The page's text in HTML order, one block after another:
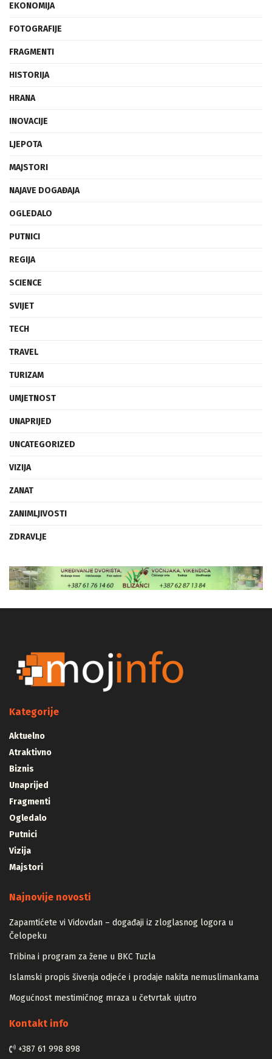
EKONOMIJA
FOTOGRAFIJE
FRAGMENTI
HISTORIJA
HRANA
INOVACIJE
LJEPOTA
MAJSTORI
NAJAVE DOGAĐAJA
OGLEDALO
PUTNICI
REGIJA
SCIENCE
SVIJET
TECH
TRAVEL
TURIZAM
UMJETNOST
UNAPRIJED
UNCATEGORIZED
VIZIJA
ZANAT
ZANIMLJIVOSTI
ZDRAVLJE
Kategorije
Aktuelno
Atraktivno
Biznis
Unaprijed
Fragmenti
Ogledalo
Putnici
Vizija
Majstori
Najnovije novosti
Zapamtićete vi Vidovdan – događaji iz zloglasnog logora u
Čelopeku
Tribina i program za žene u BKC Tuzla
Islamski propis šivenja odjeće i prodaje nakita nemuslimankama
Mogućnost mestimičnog mraza u četvrtak ujutro
Kontakt info
+387 61 998 898